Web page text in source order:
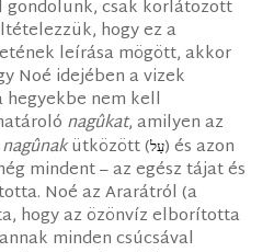
gondolunk, csak korlátozott
hogy ez a
leírása mögött, akkor
Noé idejében a vizek
nem kell
nagûkat, amilyen az
nagûnakütközött (עַל) és azon
mindent – az egész tájat és
Noé az Ararátról (a
hogy az özönvíz elborította
minden csúcsával